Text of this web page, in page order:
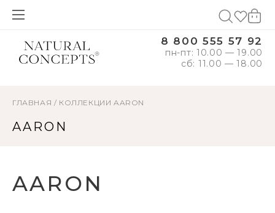
8 800 555 57 92
пн-пт: 10.00 — 19.00
сб: 11.00 — 18.00
ГЛАВНАЯ / КОЛЛЕКЦИИ AARON
AARON
AARON